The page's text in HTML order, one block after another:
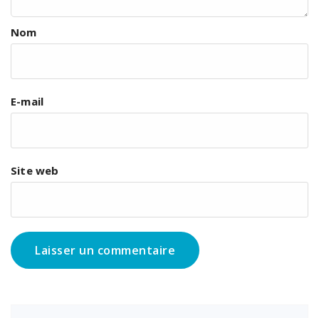
Nom
E-mail
Site web